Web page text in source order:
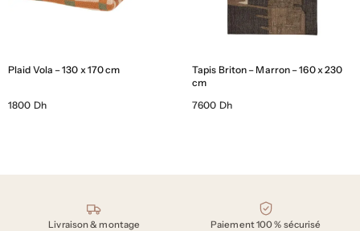
Plaid Vola – 130 x 170 cm
1800 Dh
Tapis Briton – Marron – 160 x 230
cm
7600 Dh
Nos engagements
Livraison & montage Paiement 100 % sécurisé